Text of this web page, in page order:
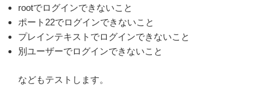
rootでログインできないこと
ポート22でログインできないこと
プレインテキストでログインできないこと
別ユーザーでログインできないこと
などもテストします。